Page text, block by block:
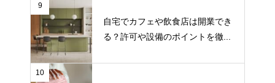
9
自宅でカフェや飲食店は開業でき
る？許可や設備のポイントを徹...
10